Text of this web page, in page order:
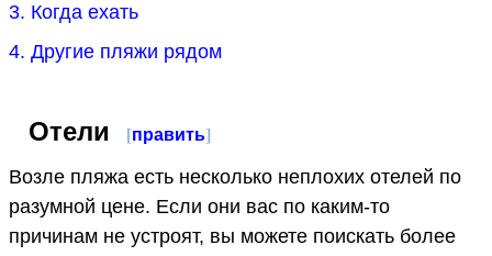
3. Когда ехать
4. Другие пляжи рядом
Отели [править]
Возле пляжа есть несколько неплохих отелей по
разумной цене. Если они вас по каким-то
причинам не устроят, вы можете поискать более